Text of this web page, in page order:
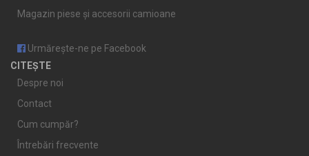
Magazin piese și accesorii camioane
Urmărește-ne pe Facebook
CITEȘTE
Despre noi
Contact
Cum cumpăr?
Întrebări frecvente